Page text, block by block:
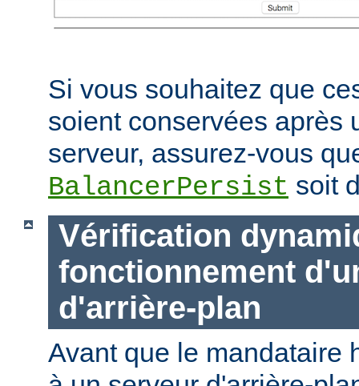
Si vous souhaitez que
soient conservées après
serveur, assurez-vous
BalancerPersist soit
Vérification
fonctionnement
d'arrière-plan
Avant que le mandataire